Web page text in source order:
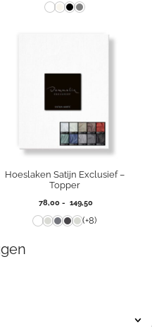
Hoeslaken Satijn Exclusief –
Topper
78,00 - 149,50Prijsklasse:
tot
(+8)